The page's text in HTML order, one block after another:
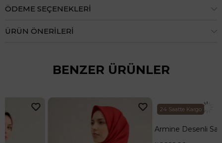
ÖDEME SEÇENEKLERI
ÜRÜN ÖNERILERI
BENZER ÜRÜNLER